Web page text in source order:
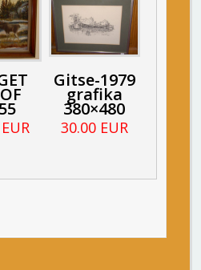
Gitse-1979
grafika
380×480
30.00 EUR